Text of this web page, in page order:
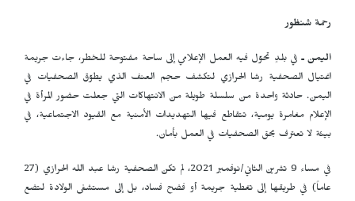
رحمة شنظور
اليمن ـ في بلدٍ تحوّل فيه العمل الإعلامي إلى ساحة مفتوحة للخطر، جاءت جريمة
اغتيال الصحفية رشا الحرازي لتكشف حجم العنف الذي يطوّق الصحفيات في
اليمن. حادثة واحدة من سلسلة طويلة من الانتهاكات التي جعلت حضور المرأة في
الإعلام مغامرة يومية، تتقاطع فيها التهديدات الأمنية مع القيود الاجتماعية، في
بيئة لا تعترف بحق الصحفيات في العمل بأمان.
في مساء 9 تشرين الثاني/نوفمبر 2021، لم تكن الصحفية رشا عبد الله الحرازي (27
عاماً) في طريقها إلى تغطية جريمة أو فضح فساد، بل إلى مستشفى الولادة لتضع